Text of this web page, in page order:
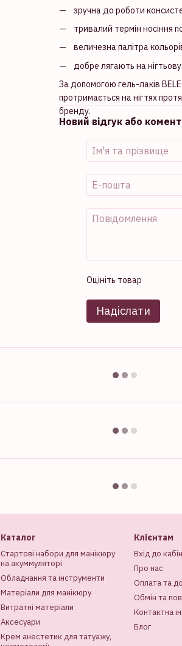
зручна до роботи
тривалий термін носіння
величезна палітра
добре лягають на
За допомогою гель-лаків
протримається на нігтях
бренду.
Новий відгук або
Оцініть товар
Надіслати
Каталог
Стартові набори для манікюру
на акуммуляторі
Обладнання та інструменти
Матеріали для манікюру
Витратні матеріали
Аксесуари
Крем анестетик для татуажу,
Клієнтам
Вхід до
Про нас
Оплата та
Обмін та
Контактна
Блог